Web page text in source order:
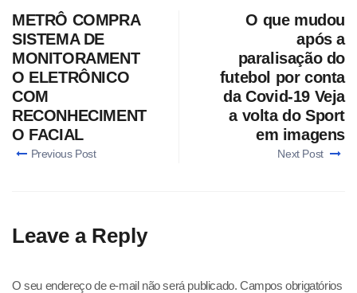
METRÔ COMPRA
SISTEMA DE
MONITORAMENT
O ELETRÔNICO
COM
RECONHECIMENT
O FACIAL
Previous Post
O que mudou
após a
paralisação do
futebol por conta
da Covid-19 Veja
a volta do Sport
em imagens
Next Post
Leave a Reply
O seu endereço de e-mail não será publicado. Campos obrigatórios